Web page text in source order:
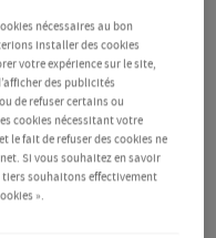
elles un
contre les
vertes ne
nécessaires au bon
installer des cookies
votre expérience sur le site,
des publicités
de refuser certains ou
cookies nécessitant votre
le fait de refuser des cookies ne
Si vous souhaitez en savoir
tiers souhaitons effectivement
».